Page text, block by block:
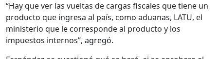
“Hay que ver las vueltas de cargas fiscales que tiene un
producto que ingresa al país, como aduanas, LATU, el
ministerio que le corresponde al producto y los
impuestos internos”, agregó.